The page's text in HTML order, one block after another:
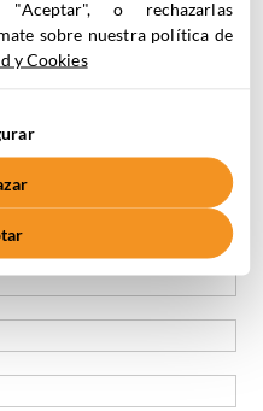
ayuda!
ebook
o rechazarlas
sobre nuestra política de
y Cookies